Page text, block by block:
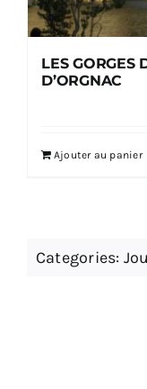
LES GORGES
D’ORGNAC
Ajouter au panier
Categories: